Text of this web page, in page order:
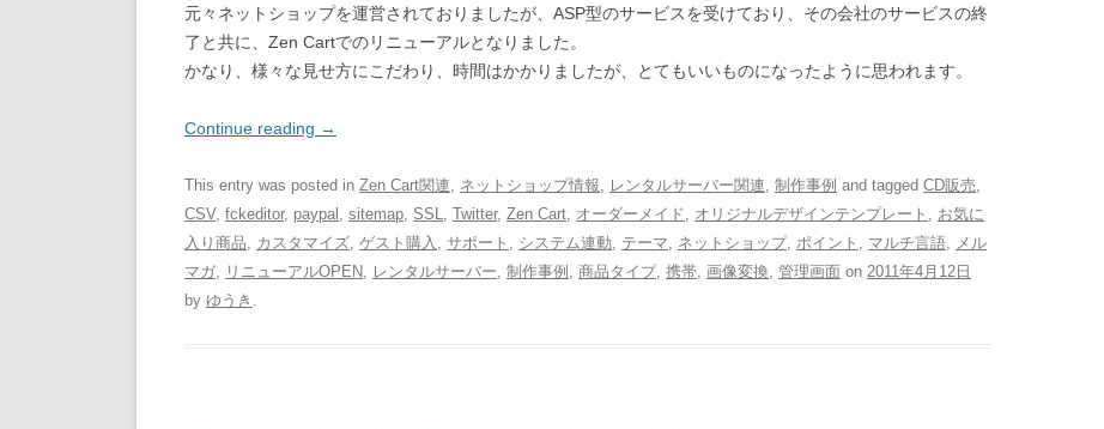
元々ネットショップを運営されておりましたが、ASP型のサービスを受けており、その会社のサービスの終
了と共に、Zen Cartでのリニューアルとなりました。
かなり、様々な見せ方にこだわり、時間はかかりましたが、とてもいいものになったように思われます。
Continue reading →
This entry was posted in Zen Cart関連, ネットショップ情報, レンタルサーバー関連, 制作事例 and tagged CD販売,
CSV, fckeditor, paypal , sitemap, SSL, Twitter, Zen Cart, オーダーメイド , オリジナルデザインテンプレート , お気に
入り商品, カスタマイズ, ゲスト購入 , サポート , システム連動, テーマ, ネットショップ, ポイント , マルチ言語, メル
マガ, リニューアルOPEN, レンタルサーバー, 制作事例 , 商品タイプ, 携帯, 画像変換, 管理画面 on 2011年4月12日
by ゆうき .